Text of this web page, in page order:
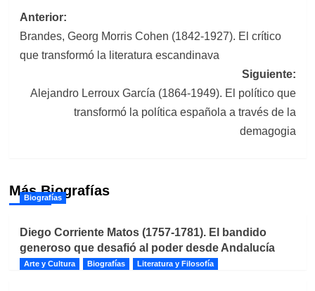
Navegación
de
entradas
Anterior:
Brandes, Georg Morris Cohen (1842-1927). El crítico
que transformó la literatura escandinava
Siguiente:
Alejandro Lerroux García (1864-1949). El político que
transformó la política española a través de la
demagogia
Más Biografías
Biografías
Diego Corriente Matos (1757-1781). El bandido
generoso que desafió al poder desde Andalucía
Arte y Cultura Biografías Literatura y Filosofía